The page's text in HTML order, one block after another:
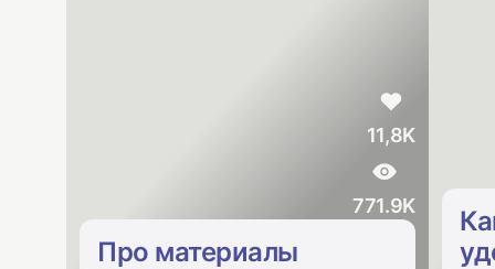
11,8K
771.9K
Про материалы